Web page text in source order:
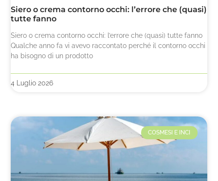
Siero o crema contorno occhi: l’errore che (quasi)
tutte fanno
Siero o crema contorno occhi: l’errore che (quasi) tutte fanno
Qualche anno fa vi avevo raccontato perché il contorno occhi
ha bisogno di un prodotto
4 Luglio 2026
COSMESI E INCI